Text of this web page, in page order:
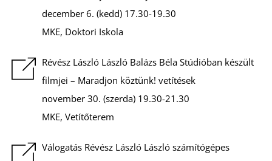
december 6. (kedd) 17.30-19.30
MKE, Doktori Iskola
Révész László László Balázs Béla Stúdióban készült
filmjei – Maradjon köztünk! vetítések
november 30. (szerda) 19.30-21.30
MKE, Vetítőterem
Válogatás Révész László László számítógépes